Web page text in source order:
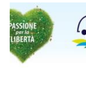
Immagine